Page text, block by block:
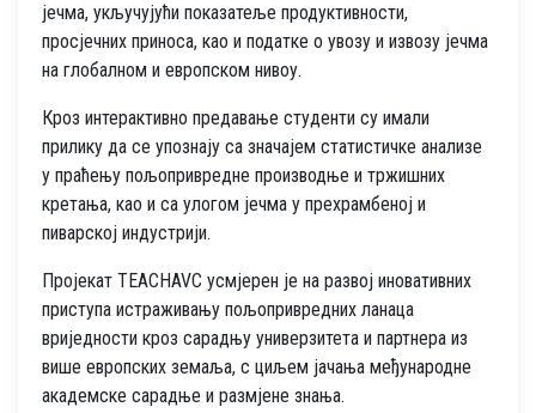
јечма, укључујући показатеље продуктивности,
просјечних приноса, као и податке о увозу и извозу јечма
на глобалном и европском нивоу.
Кроз интерактивно предавање студенти су имали
прилику да се упознају са значајем статистичке анализе
у праћењу пољопривредне производње и тржишних
кретања, као и са улогом јечма у прехрамбеној и
пиварској индустрији.
Пројекат TEACHAVC усмјерен је на развој иновативних
приступа истраживању пољопривредних ланаца
вриједности кроз сарадњу универзитета и партнера из
више европских земаља, с циљем јачања међународне
академске сарадње и размјене знања.